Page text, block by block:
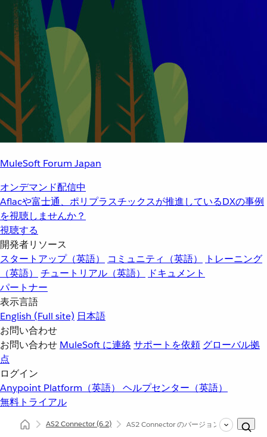
MuleSoft Forum Japan
オンデマンド配信中
Aflacや富士通、ポリプラスチックスが推進しているDXの事例
を視聴しませんか？
視聴する
開発者リソース
スタートアップ（英語）
コミュニティ（英語）
トレーニング
（英語）
チュートリアル（英語）
ドキュメント
パートナー
表示言語
English (Full site) 日本語
お問い合わせ
お問い合わせ MuleSoft に連絡サポートを依頼 グローバル拠
点
ログイン
Anypoint Platform（英語） ヘルプセンター（英語）
無料トライアル
AS2 Connector(6.2) AS2 Connector のバージョン 6.x へのアッ